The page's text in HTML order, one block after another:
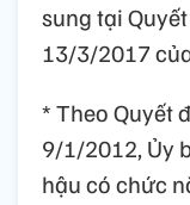
sung tại
13/3/2017
* Theo Quyết
9/1/2012, Ủy
hậu có chức